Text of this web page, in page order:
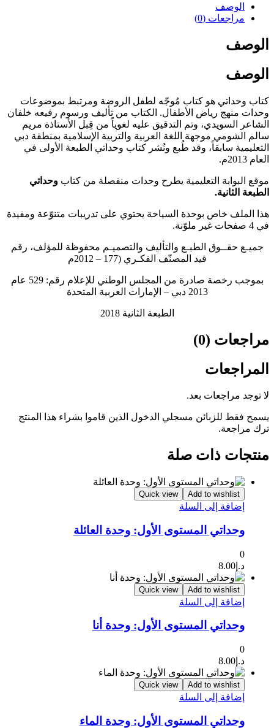
الوصف
مراجعات (0)
الوصف
الوصف
كتاب وحداتي هو كتاب مُوجّه لطفل الروضة ومرتبط بموضوعات
وحدات منهج رياض الأطفال. الكتاب من تأليف ورسوم رفيعه خلفان
الشاعر السويدي، وتم التدقيق عليه لغوياً من قِبل الأستاذة مريم
سالم الشومي موجهة اللغة العربية والتربية الإسلامية بمنطقة دبي
التعليمية سابقاً، وقد طُبع ونُشر كتاب وحداتي الطبعة الأولى في
العام 2013م.
موقع البوابة التعليمية يطرح وحدات منفصلة من كتاب وحداتي
الطبعة الثانية.
هذا الملف خاص بوحدة السياحة يحتوي على تدريبات متنوّعة ومفيدة
في 4 صفحات غير ملوّنة.
جميـع حقــوق الطبـع والتأليف والتصميـم محفوظة للمؤلف، رقم
قيد المصنّف الفكـري (177 – 2012م
بموجب رخصة صادرة من المجلس الوطني للإعلام رقم: 529 عام
2013 دبي – الإمارات العربية المتحدة
الطبعة الثانية 2018
مراجعات (0)
المراجعات
لا توجد مراجعات بعد.
يسمح فقط للزبائن مسجلي الدخول الذين قاموا بشراء هذا المنتج
ترك مراجعة.
منتجات ذات صلة
Add to wishlist
Quick view
إضافة إلى السلة
وحداتي المستوى الأول: وحدة العائلة
0
د.إ 8.00
Add to wishlist
Quick view
إضافة إلى السلة
وحداتي المستوى الأول: وحدة أنا
0
د.إ 8.00
Add to wishlist
Quick view
إضافة إلى السلة
وحداتي المستوى الأول: وحدة الماء